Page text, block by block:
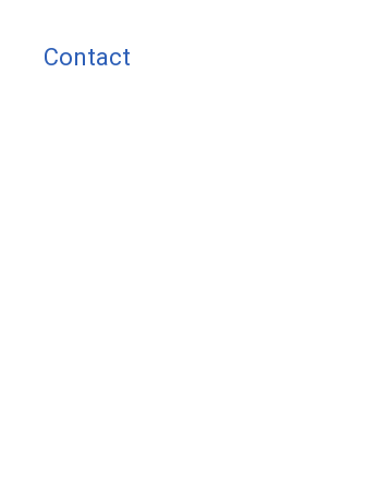
Contact